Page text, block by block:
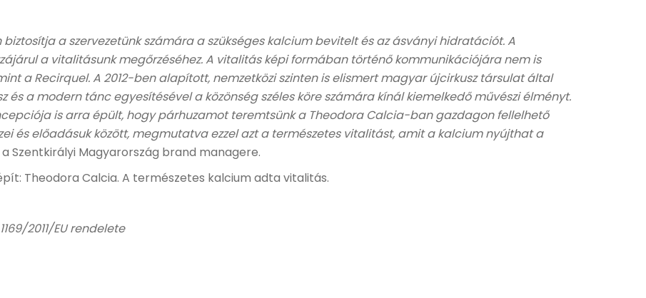
a szervezetünk számára a szükséges kalcium bevitelt és az ásványi hidratációt. A
a vitalitásunk megőrzéséhez. A vitalitás képi formában történő kommunikációjára nem is
a Recirquel. A 2012-ben alapított, nemzetközi szinten is elismert magyar újcirkusz társulat által
a modern tánc egyesítésével a közönség széles köre számára kínál kiemelkedő művészi élményt.
is arra épült, hogy párhuzamot teremtsünk a Theodora Calcia-ban gazdagon fellelhető
és előadásuk között, megmutatva ezzel azt a természetes vitalitást, amit a kalcium nyújthat a
a Szentkirályi Magyarország brand managere.
Theodora Calcia. A természetes kalcium adta vitalitás.
2011/EU rendelete